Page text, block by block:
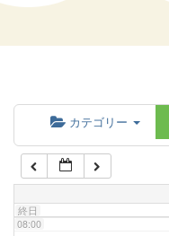
カテゴリー
終日
04:00
07:00
08:00